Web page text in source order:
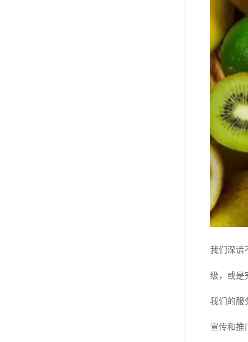
我们深谙
级，或是
我们的服
宣传和推